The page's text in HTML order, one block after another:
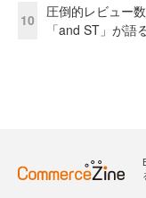
10
圧倒的レビュー
「and ST」が語